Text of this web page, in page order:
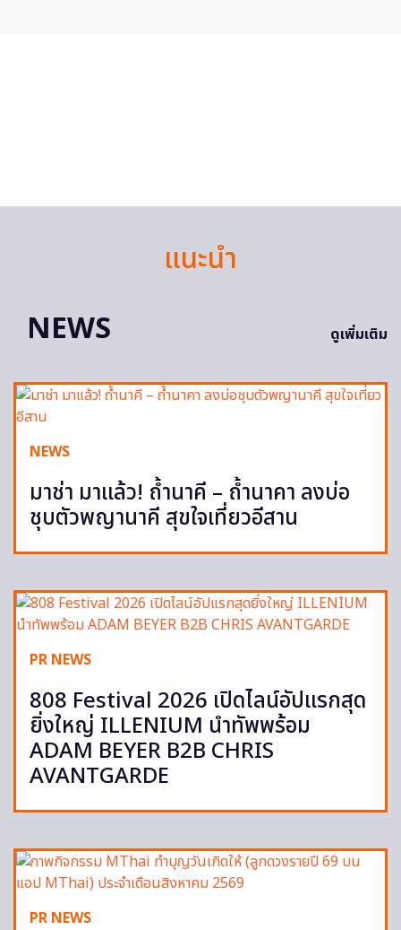
แนะนำ
NEWS
ดูเพิ่มเติม
NEWS
มาช่า มาแล้ว! ถ้ำนาคี – ถ้ำนาคา ลงบ่อ
ชุบตัวพญานาคี สุขใจเที่ยวอีสาน
PR NEWS
808 Festival 2026 เปิดไลน์อัปแรกสุด
ยิ่งใหญ่ ILLENIUM นำทัพพร้อม
ADAM BEYER B2B CHRIS
AVANTGARDE
PR NEWS